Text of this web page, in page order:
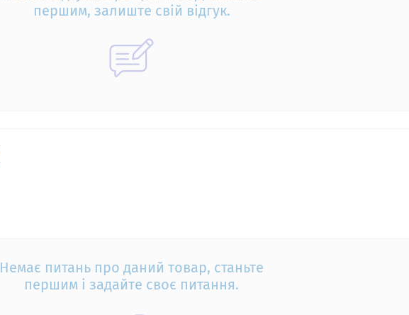
першим, залиште свій відгук.
Немає питань про даний товар, станьте
першим і задайте своє питання.